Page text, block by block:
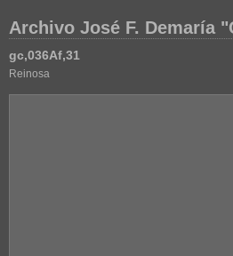
Archivo José F. Demaría
gc,036Af,31
Reinosa